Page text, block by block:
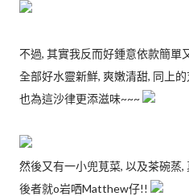
不過, 其實我反而好鍾意依款簡單
全部好水靈新鮮, 爽嫩清甜, 同上
也為這沙律更添滋味~~~
然後又有一小兜莧菜, 以及茶碗蒸
後者就o岩哂Matthew仔!!